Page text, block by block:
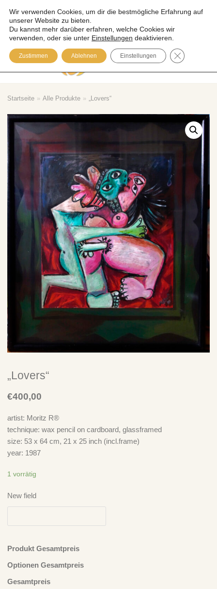
Zum
Inhalt
springen
Startseite » Alle Produkte » „Lovers“
„Lovers“
€400,00
artist: Moritz R®
technique: wax pencil on cardboard, glassframed
size: 53 x 64 cm, 21 x 25 inch (incl.frame)
year: 1987
1 vorrätig
New field
Produkt Gesamtpreis
Optionen Gesamtpreis
Gesamtpreis
SU
Warenkorb
Mega-Pack with Poster!
Neuste Kommentare
Ich Bin Doofzu„Take It Easy“ – Der Plan spielt Der Plan – LP
Ich Bin Doofzu„Take It Easy“ – Der Plan spielt Der Plan – CD
Ich Bin Doofzu„Take It Easy“ – Der Plan spielt Der Plan – LP
Wir verwenden Cookies, um dir die bestmögliche Erfahrung auf
unserer Website zu bieten.
Du kannst mehr darüber erfahren, welche Cookies wir
verwenden, oder sie unter Einstellungen deaktivieren.
Zustimmen Ablehnen Einstellungen GDPR